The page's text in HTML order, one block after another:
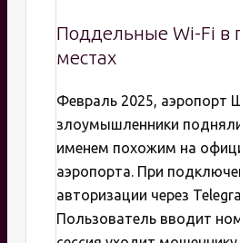
Поддельные Wi-Fi в
местах
Февраль 2025, аэропорт
злоумышленники
именем похожим на
аэропорта. При
авторизации через
Пользователь вводит